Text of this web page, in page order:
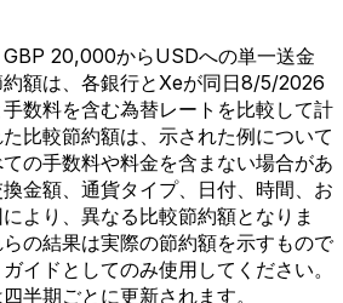
20,000からUSDへの単一送金
額は、各銀行とXeが同日8/5/2026
数料を含む為替レートを比較して計
比較節約額は、示された例について
の手数料や料金を含まない場合があ
金額、通貨タイプ、日付、時間、お
より、異なる比較節約額となりま
の結果は実際の節約額を示すもので
イドとしてのみ使用してください。
半期ごとに更新されます。